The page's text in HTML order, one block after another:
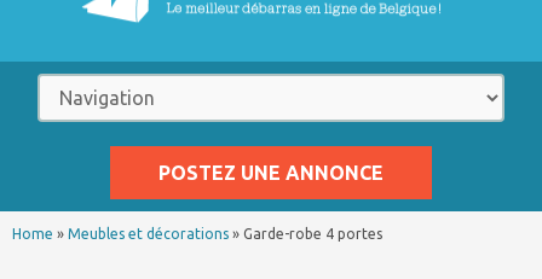
POSTEZ UNE ANNONCE
Home » Meubles et décorations » Garde-robe 4 portes